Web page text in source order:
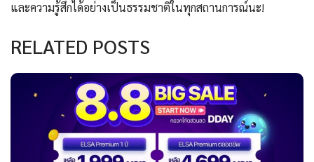
และความรู้สึกได้อย่างเป็นธรรมชาติในทุกสถานการณ์นะ!
RELATED POSTS